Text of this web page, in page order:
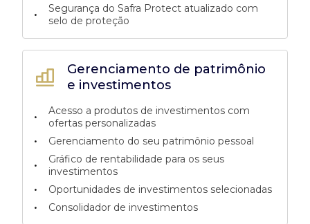
Gerenciamento de patrimônio
e investimentos
•
Acesso a produtos de investimentos com
ofertas personalizadas
• Gerenciamento do seu patrimônio pessoal
•
Gráfico de rentabilidade para os seus
investimentos
• Oportunidades de investimentos selecionadas
• Consolidador de investimentos
•
Segurança do Safra Protect atualizado com
selo de proteção